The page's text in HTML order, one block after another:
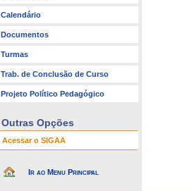
Calendário
Documentos
Turmas
Trab. de Conclusão de Curso
Projeto Político Pedagógico
Outras Opções
Acessar o SIGAA
Ir ao Menu Principal